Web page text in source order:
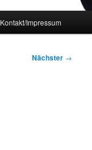
Kontakt/Impressum
Nächster →